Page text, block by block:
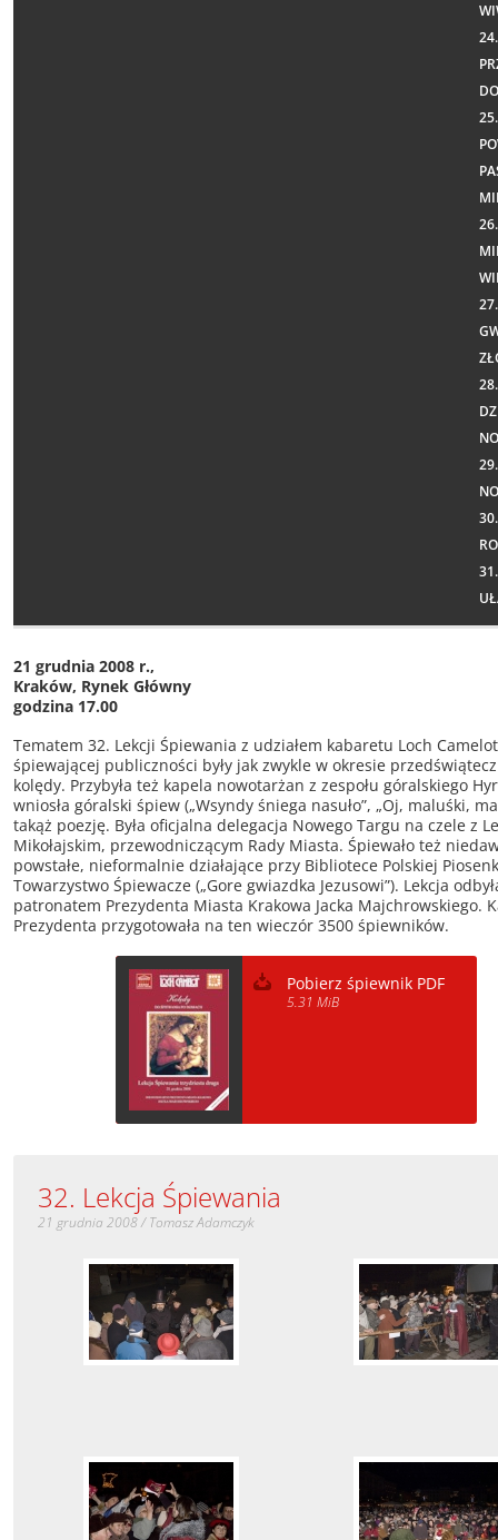
24.
25.
21 grudnia 2008 r.,
Kraków, Rynek Główny
godzina 17.00
Tematem 32. Lekcji Śpiewania z udziałem kabaretu Loch
śpiewającej publiczności były jak zwykle w okresie
kolędy. Przybyła też kapela nowotarżan z zespołu góralskiego
wniosła góralski śpiew („Wsyndy śniega nasuło”, „Oj, maluśki,
takąż poezję. Była oficjalna delegacja Nowego Targu na czele z
Mikołajskim, przewodniczącym Rady Miasta. Śpiewało też
powstałe, nieformalnie działające przy Bibliotece Polskiej
Towarzystwo Śpiewacze („Gore gwiazdka Jezusowi”). Lekcja
patronatem Prezydenta Miasta Krakowa Jacka Majchrowskiego.
Prezydenta przygotowała na ten wieczór 3500 śpiewników.
Pobierz śpiewnik PDF
5.31 MiB
32. Lekcja Śpiewania
21 grudnia 2008 / Tomasz Adamczyk